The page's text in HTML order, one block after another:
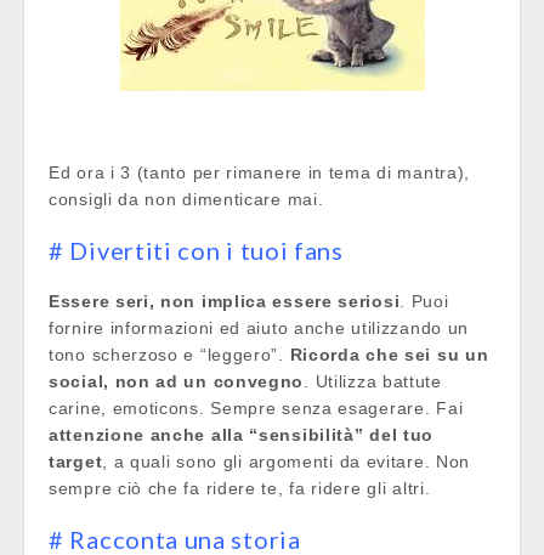
Ed ora i 3 (tanto per rimanere in tema di mantra),
consigli da non dimenticare mai.
# Divertiti con i tuoi fans
Essere seri, non implica essere seriosi . Puoi
fornire informazioni ed aiuto anche utilizzando un
tono scherzoso e “leggero”. Ricorda che sei su un
social, non ad un convegno
. Utilizza battute
carine, emoticons. Sempre senza esagerare. Fai
attenzione anche alla “sensibilità” del tuo
target , a quali sono gli argomenti da evitare. Non
sempre ciò che fa ridere te, fa ridere gli altri.
# Racconta una storia